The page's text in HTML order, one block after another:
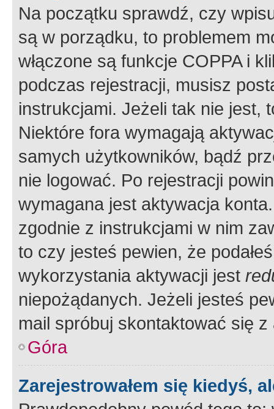
Na początku sprawdź, czy
są w porządku, to problemem
włączone są funkcje COPPA i
podczas rejestracji, musisz
instrukcjami. Jeżeli tak nie jest,
Niektóre fora wymagają
samych użytkowników, bądź
nie logować. Po rejestracji
wymagana jest aktywacja
zgodnie z instrukcjami w nim
to czy jesteś pewien, że
wykorzystania aktywacji jest
niepożądanych. Jeżeli jesteś
mail spróbuj skontaktować się
Góra
Zarejestrowałem się kiedyś,